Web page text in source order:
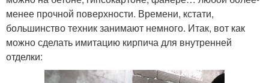
менее прочной поверхности. Времени, кстати,
большинство техник занимают немного. Итак, вот как
можно сделать имитацию кирпича для внутренней
отделки: